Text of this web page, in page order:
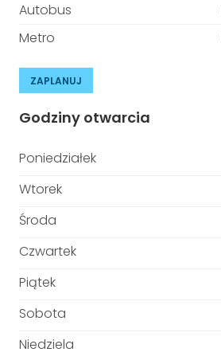
Autobus
Metro
ZAPLANUJ
Godziny otwarcia
Poniedziałek
Wtorek
Środa
Czwartek
Piątek
Sobota
Niedziela